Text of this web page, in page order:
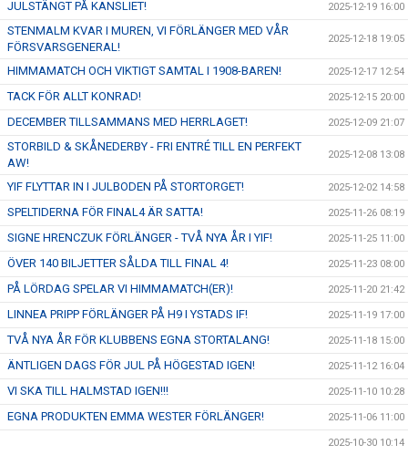
JULSTÄNGT PÅ KANSLIET! 2025-12-19 16:00
STENMALM KVAR I MUREN, VI FÖRLÄNGER MED VÅR
FÖRSVARSGENERAL!
2025-12-18 19:05
HIMMAMATCH OCH VIKTIGT SAMTAL I 1908-BAREN! 2025-12-17 12:54
TACK FÖR ALLT KONRAD! 2025-12-15 20:00
DECEMBER TILLSAMMANS MED HERRLAGET! 2025-12-09 21:07
STORBILD & SKÅNEDERBY - FRI ENTRÉ TILL EN PERFEKT
AW!
2025-12-08 13:08
YIF FLYTTAR IN I JULBODEN PÅ STORTORGET! 2025-12-02 14:58
SPELTIDERNA FÖR FINAL4 ÄR SATTA! 2025-11-26 08:19
SIGNE HRENCZUK FÖRLÄNGER - TVÅ NYA ÅR I YIF! 2025-11-25 11:00
ÖVER 140 BILJETTER SÅLDA TILL FINAL 4! 2025-11-23 08:00
PÅ LÖRDAG SPELAR VI HIMMAMATCH(ER)! 2025-11-20 21:42
LINNEA PRIPP FÖRLÄNGER PÅ H9 I YSTADS IF! 2025-11-19 17:00
TVÅ NYA ÅR FÖR KLUBBENS EGNA STORTALANG! 2025-11-18 15:00
ÄNTLIGEN DAGS FÖR JUL PÅ HÖGESTAD IGEN! 2025-11-12 16:04
VI SKA TILL HALMSTAD IGEN!!! 2025-11-10 10:28
EGNA PRODUKTEN EMMA WESTER FÖRLÄNGER! 2025-11-06 11:00
2025-10-30 10:14